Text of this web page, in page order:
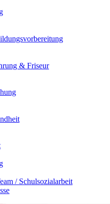
& Friseur
/ Schulsozialarbeit